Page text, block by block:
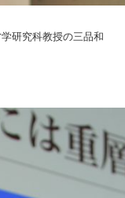
研究科教授の三品和